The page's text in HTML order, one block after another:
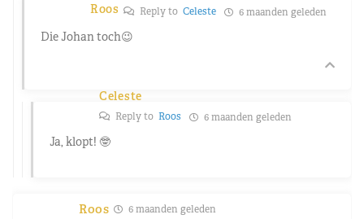
Roos Reply to Celeste 6 maanden geleden
Die Johan toch😉
Celeste
Reply to Roos 6 maanden geleden
Ja, klopt! 🤓
Roos 6 maanden geleden